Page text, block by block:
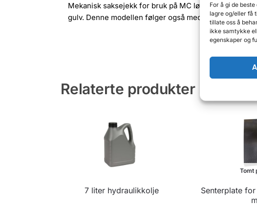
For å gi de
lagre og/eller få
tillate oss å
ikke samtykke
egenskaper og
Mekanisk saksejekk for bruk på MC løfter. Leveres
gulv. Denne modellen følger også med på mc-
Relaterte produkter
7 liter hydraulikkolje
Tomt
Senterplate